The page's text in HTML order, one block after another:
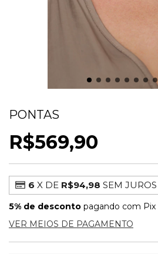
PONTAS
R$569,90
6 X DE R$94,98 SEM JUROS
5% de desconto pagando com Pix
VER MEIOS DE PAGAMENTO